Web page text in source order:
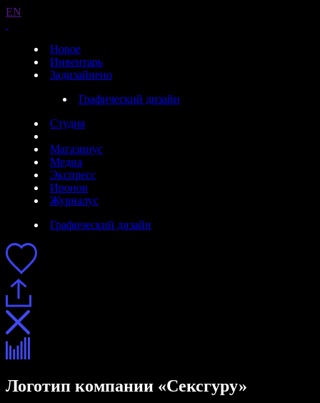
EN
Новое
Инвентарь
Задизайнено
Графический дизайн
Студия
Магазинус
Медиа
Экспресс
Иронов
Журналус
Графический дизайн
Логотип компании «Сексгуру»